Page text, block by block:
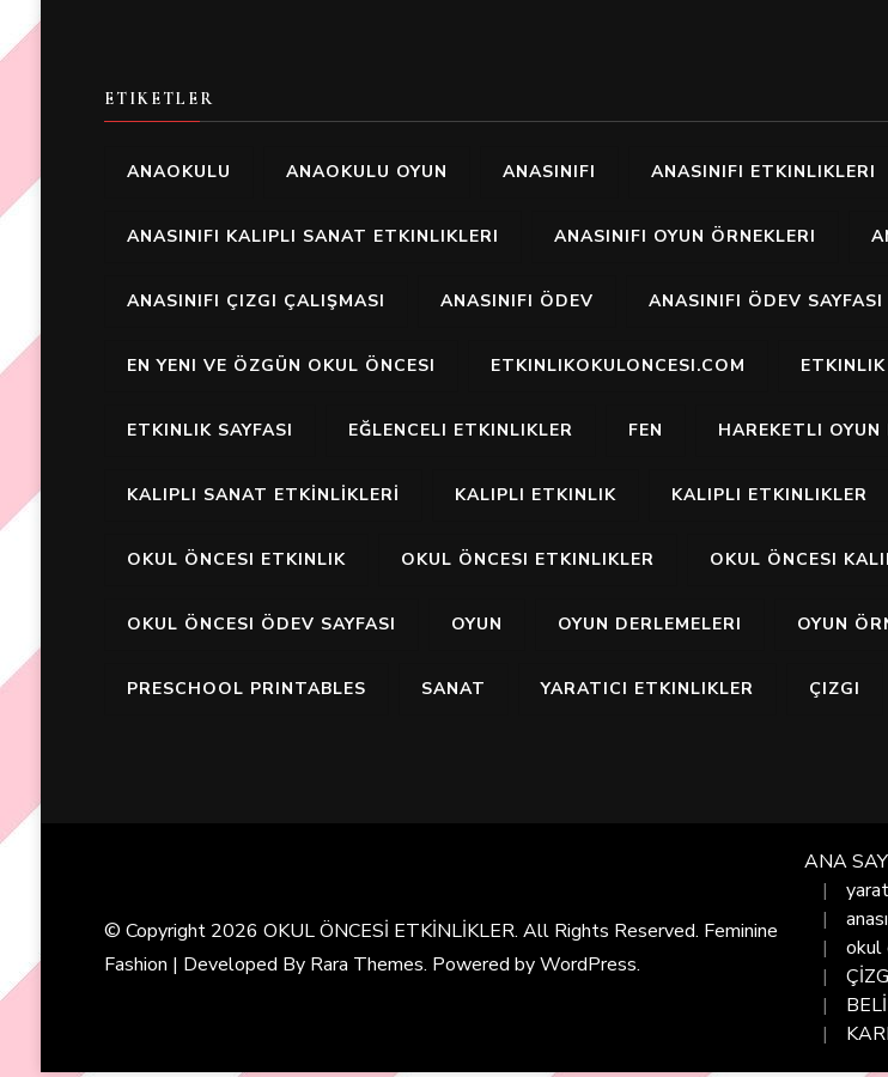
ETIKETLER
ANAOKULU ANAOKULU OYUN ANASINIFI ANASINIFI ETKINLIKLERI
ANASINIFI KALIPLI SANAT ETKINLIKLERI ANASINIFI OYUN ÖRNEKLERI
ANASINIFI ÇIZGI ÇALIŞMASI ANASINIFI ÖDEV ANASINIFI ÖDEV SAYFASI
EN YENI VE ÖZGÜN OKUL ÖNCESI ETKINLIKOKULONCESI.COM
ETKINLIK SAYFASI EĞLENCELI ETKINLIKLER FEN HAREKETLI OYUN
KALIPLI SANAT ETKİNLİKLERİ KALIPLI ETKINLIK KALIPLI ETKINLIKLER
OKUL ÖNCESI ETKINLIK OKUL ÖNCESI ETKINLIKLER OKUL ÖNCESI
OKUL ÖNCESI ÖDEV SAYFASI OYUN OYUN DERLEMELERI OYUN
PRESCHOOL PRINTABLES SANAT YARATICI ETKINLIKLER ÇIZGI
© Copyright 2026 OKUL ÖNCESİ ETKİNLİKLER. All Rights Reserved. Feminine
Fashion | Developed By Rara Themes. Powered byWordPress.
ANA
okul